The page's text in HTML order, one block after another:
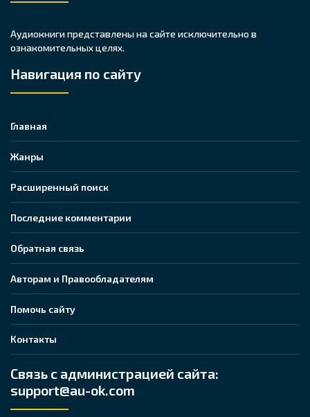
Аудиокниги представлены на сайте исключительно в
ознакомительных целях.
Навигация по сайту
Главная
Жанры
Расширенный поиск
Последние комментарии
Обратная связь
Авторам и Правообладателям
Помочь сайту
Контакты
Связь с администрацией сайта:
support@au-ok.com